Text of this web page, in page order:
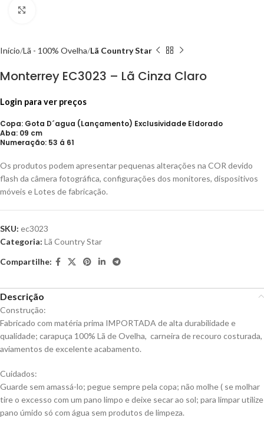
Início Lã - 100% Ovelha Lã Country Star
Monterrey EC3023 – Lã Cinza Claro
Login para ver preços
Copa: Gota D´agua (Lançamento) Exclusividade Eldorado
Aba: 09 cm
Numeração: 53 á 61
Os produtos podem apresentar pequenas alterações na COR devido
flash da câmera fotográfica, configurações dos monitores, dispositivos
móveis e Lotes de fabricação.
SKU: ec3023
Categoria: Lã Country Star
Compartilhe:
Descrição
Construção:
Fabricado com matéria prima IMPORTADA de alta durabilidade e
qualidade; carapuça 100% Lã de Ovelha, carneira de recouro costurada,
aviamentos de excelente acabamento.
Cuidados:
Guarde sem amassá-lo; pegue sempre pela copa; não molhe ( se molhar
tire o excesso com um pano limpo e deixe secar ao sol; para limpar utilize
pano úmido só com água sem produtos de limpeza.